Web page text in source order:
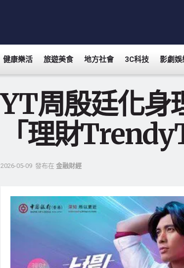
健康樂活 旅遊美食 地方社會 3C科技 影劇娛
YT周殷廷化身
「理財
2026-05-09 發布在 金融財經